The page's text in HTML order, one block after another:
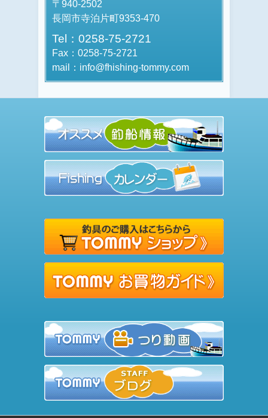
〒940-2502
長岡市寺泊片町9353-470
Tel：0258-75-2721
Fax：0258-75-2721
mail：info@fhishing-tommy.com